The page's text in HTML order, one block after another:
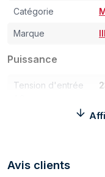
Catégorie
Marque
Puissance
Tension d'entrée
Profondeur
Avis clients